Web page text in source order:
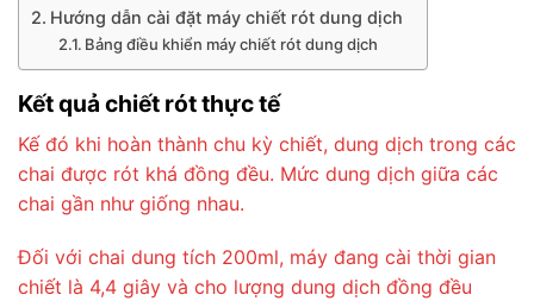
Hướng dẫn cài đặt máy chiết rót dung dịch
Bảng điều khiển máy chiết rót dung dịch
Kết quả chiết rót thực tế
Kế đó khi hoàn thành chu kỳ chiết, dung dịch trong các
chai được rót khá đồng đều. Mức dung dịch giữa các
chai gần như giống nhau.
Đối với chai dung tích 200ml, máy đang cài thời gian
chiết là 4,4 giây và cho lượng dung dịch đồng đều